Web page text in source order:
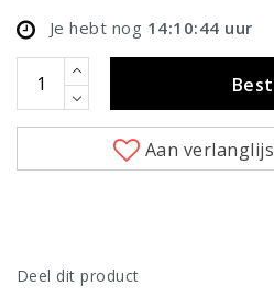
Je hebt nog 14:10:44 uur
Aan
Deel dit product